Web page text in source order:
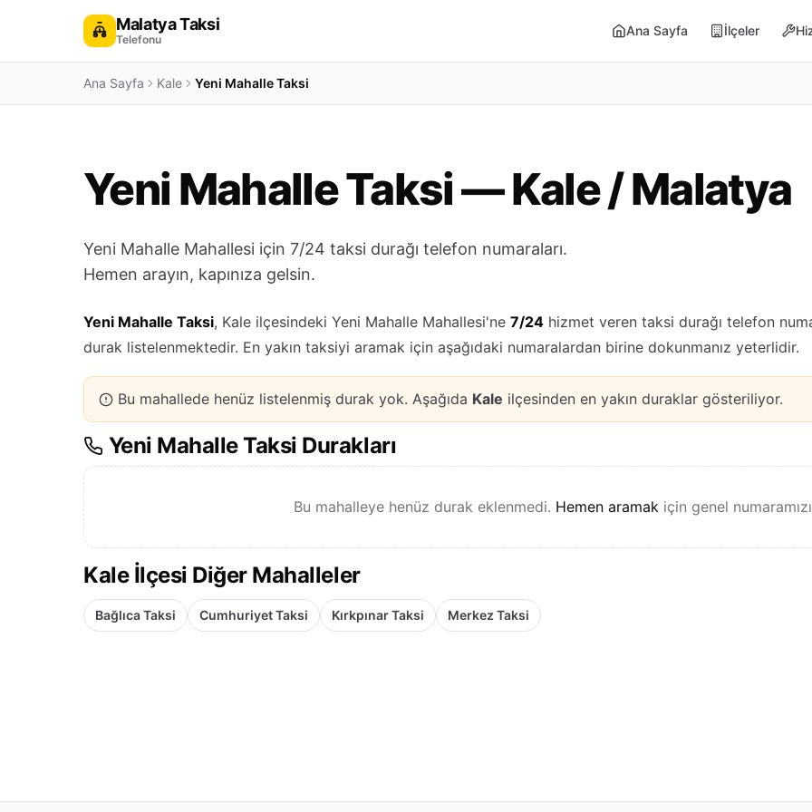
Malatya Taksi
Telefonu
Ana Sayfa İlçeler
Ana Sayfa Kale Yeni Mahalle Taksi
Yeni Mahalle Taksi — Kale / Malatya
Yeni Mahalle Mahallesi için 7/24 taksi durağı telefon numaraları.
Hemen arayın, kapınıza gelsin.
Yeni Mahalle Taksi, Kale ilçesindeki Yeni Mahalle Mahallesi'ne 7/24 hizmet veren taksi durağı telefon
durak listelenmektedir. En yakın taksiyi aramak için aşağıdaki numaralardan birine dokunmanız yeterlidir.
Bu mahallede henüz listelenmiş durak yok. Aşağıda Kale ilçesinden en yakın duraklar gösteriliyor.
Yeni Mahalle Taksi Durakları
Bu mahalleye henüz durak eklenmedi. Hemen aramak için genel
Kale İlçesi Diğer Mahalleler
Bağlıca Taksi Cumhuriyet Taksi Kırkpınar Taksi Merkez Taksi